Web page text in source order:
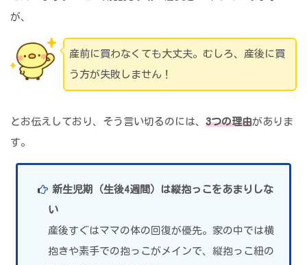
が、
産前に買わなくても大丈夫。むしろ、産後に買
う方が失敗しません！
とお伝えしており、そう言い切るのには、 3つの理由がありま
す。
新生児期（生後4週間）は縦抱っこをあまりしな
い
産後すぐはママの体の回復が優先。家の中では横
抱きや素手での抱っこがメインで、縦抱っこ紐の